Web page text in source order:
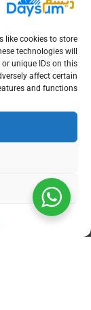
like cookies to store
technologies will
unique IDs on this
affect certain
and functions.